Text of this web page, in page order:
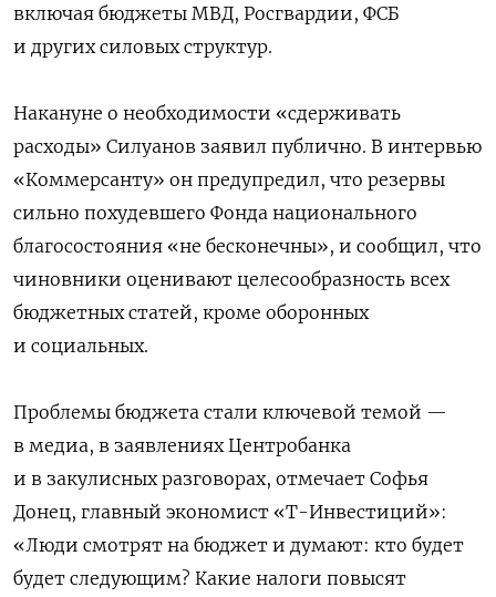
включая бюджеты МВД, Росгвардии, ФСБ
и других силовых структур.
Накануне о необходимости «сдерживать
расходы» Силуанов заявил публично. В интервью
«Коммерсанту» он предупредил, что резервы
сильно похудевшего Фонда национального
благосостояния «не бесконечны», и сообщил, что
чиновники оценивают целесообразность всех
бюджетных статей, кроме оборонных
и социальных.
Проблемы бюджета стали ключевой темой —
в медиа, в заявлениях Центробанка
и в закулисных разговорах, отмечает Софья
Донец, главный экономист «Т-Инвестиций»:
«Люди смотрят на бюджет и думают: кто будет
будет следующим? Какие налоги повысят